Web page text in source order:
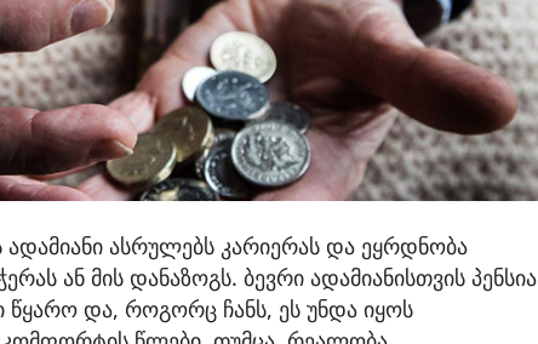
ასრულებს კარიერას და ეყრდნობა
ან მის დანაზოგს. ბევრი ადამიანისთვის პენსია
წყარო და, როგორც ჩანს, ეს უნდა იყოს